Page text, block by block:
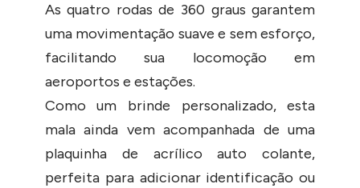
As quatro rodas de 360 graus garantem
uma movimentação suave e sem esforço,
facilitando sua locomoção em
aeroportos e estações.
Como um brinde personalizado, esta
mala ainda vem acompanhada de uma
plaquinha de acrílico auto colante,
perfeita para adicionar identificação ou